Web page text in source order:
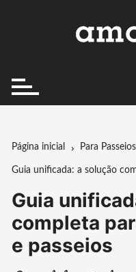
Página inicial Para Passeios
Guia unificada: a solução
Guia
completa
e passeios